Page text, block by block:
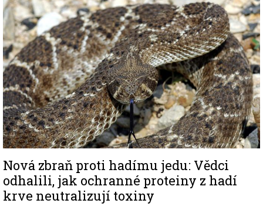
Nová zbraň proti hadímu jedu: Vědci
odhalili, jak ochranné proteiny z hadí
krve neutralizují toxiny